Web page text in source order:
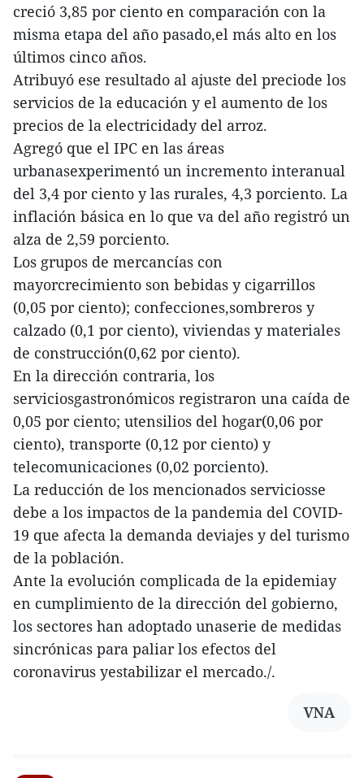
creció 3,85 por ciento en comparación con la
misma etapa del año pasado,el más alto en los
últimos cinco años.
Atribuyó ese resultado al ajuste del preciode los
servicios de la educación y el aumento de los
precios de la electricidady del arroz.
Agregó que el IPC en las áreas
urbanasexperimentó un incremento interanual
del 3,4 por ciento y las rurales, 4,3 porciento. La
inflación básica en lo que va del año registró un
alza de 2,59 porciento.
Los grupos de mercancías con
mayorcrecimiento son bebidas y cigarrillos
(0,05 por ciento); confecciones,sombreros y
calzado (0,1 por ciento), viviendas y materiales
de construcción(0,62 por ciento).
En la dirección contraria, los
serviciosgastronómicos registraron una caída de
0,05 por ciento; utensilios del hogar(0,06 por
ciento), transporte (0,12 por ciento) y
telecomunicaciones (0,02 porciento).
La reducción de los mencionados serviciosse
debe a los impactos de la pandemia del COVID-
19 que afecta la demanda deviajes y del turismo
de la población.
Ante la evolución complicada de la epidemiay
en cumplimiento de la dirección del gobierno,
los sectores han adoptado unaserie de medidas
sincrónicas para paliar los efectos del
coronavirus yestabilizar el mercado./.
VNA